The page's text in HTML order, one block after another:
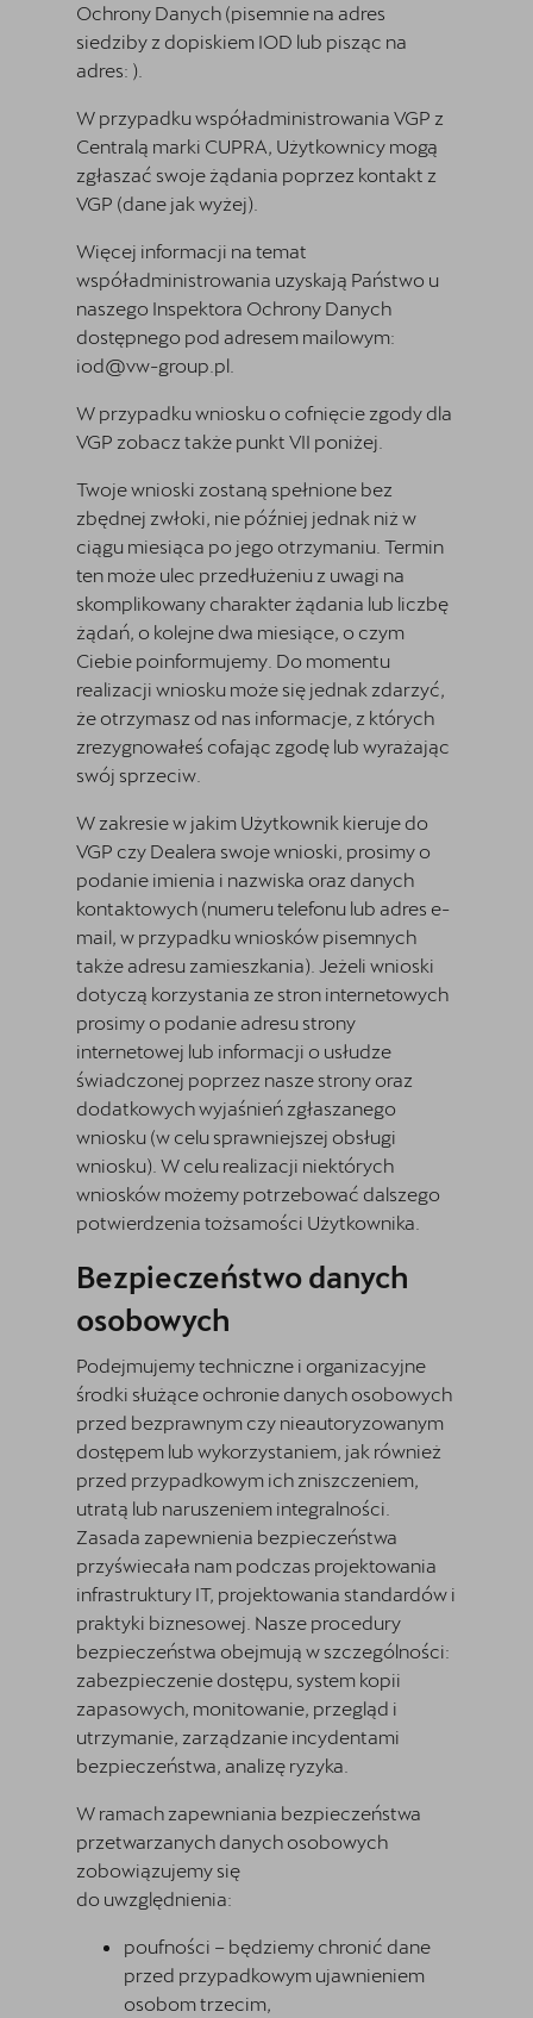
Ochrony Danych (pisemnie na adres
siedziby z dopiskiem IOD lub pisząc na
adres: ).
W przypadku współadministrowania VGP z
Centralą marki CUPRA, Użytkownicy mogą
zgłaszać swoje żądania poprzez kontakt z
VGP (dane jak wyżej).
Więcej informacji na temat
współadministrowania uzyskają Państwo u
naszego Inspektora Ochrony Danych
dostępnego pod adresem mailowym:
iod@vw-group.pl.
W przypadku wniosku o cofnięcie zgody dla
VGP zobacz także punkt VII poniżej.
Twoje wnioski zostaną spełnione bez
zbędnej zwłoki, nie później jednak niż w
ciągu miesiąca po jego otrzymaniu. Termin
ten może ulec przedłużeniu z uwagi na
skomplikowany charakter żądania lub liczbę
żądań, o kolejne dwa miesiące, o czym
Ciebie poinformujemy. Do momentu
realizacji wniosku może się jednak zdarzyć,
że otrzymasz od nas informacje, z których
zrezygnowałeś cofając zgodę lub wyrażając
swój sprzeciw.
W zakresie w jakim Użytkownik kieruje do
VGP czy Dealera swoje wnioski, prosimy o
podanie imienia i nazwiska oraz danych
kontaktowych (numeru telefonu lub adres e-
mail, w przypadku wniosków pisemnych
także adresu zamieszkania). Jeżeli wnioski
dotyczą korzystania ze stron internetowych
prosimy o podanie adresu strony
internetowej lub informacji o usłudze
świadczonej poprzez nasze strony oraz
dodatkowych wyjaśnień zgłaszanego
wniosku (w celu sprawniejszej obsługi
wniosku). W celu realizacji niektórych
wniosków możemy potrzebować dalszego
potwierdzenia tożsamości Użytkownika.
Bezpieczeństwo danych
osobowych
Podejmujemy techniczne i organizacyjne
środki służące ochronie danych osobowych
przed bezprawnym czy nieautoryzowanym
dostępem lub wykorzystaniem, jak również
przed przypadkowym ich zniszczeniem,
utratą lub naruszeniem integralności.
Zasada zapewnienia bezpieczeństwa
przyświecała nam podczas projektowania
infrastruktury IT, projektowania standardów i
praktyki biznesowej. Nasze procedury
bezpieczeństwa obejmują w szczególności:
zabezpieczenie dostępu, system kopii
zapasowych, monitowanie, przegląd i
utrzymanie, zarządzanie incydentami
bezpieczeństwa, analizę ryzyka.
W ramach zapewniania bezpieczeństwa
przetwarzanych danych osobowych
zobowiązujemy się
do uwzględnienia:
poufności – będziemy chronić dane
przed przypadkowym ujawnieniem
osobom trzecim,